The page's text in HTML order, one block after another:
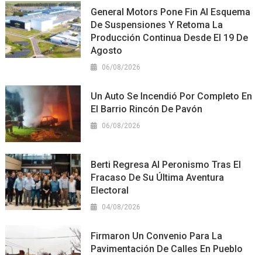
General Motors Pone Fin Al Esquema
De Suspensiones Y Retoma La
Producción Continua Desde El 19 De
Agosto
06/08/2026
Un Auto Se Incendió Por Completo En
El Barrio Rincón De Pavón
06/08/2026
Berti Regresa Al Peronismo Tras El
Fracaso De Su Última Aventura
Electoral
04/08/2026
Firmaron Un Convenio Para La
Pavimentación De Calles En Pueblo